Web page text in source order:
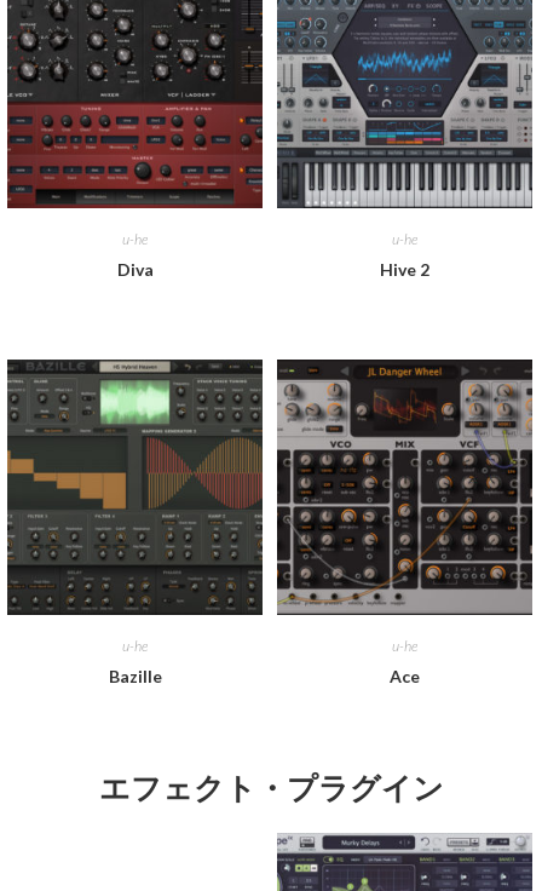
u-he
Diva
u-he
Hive 2
u-he
Bazille
u-he
Ace
エフェクト・プラグイン